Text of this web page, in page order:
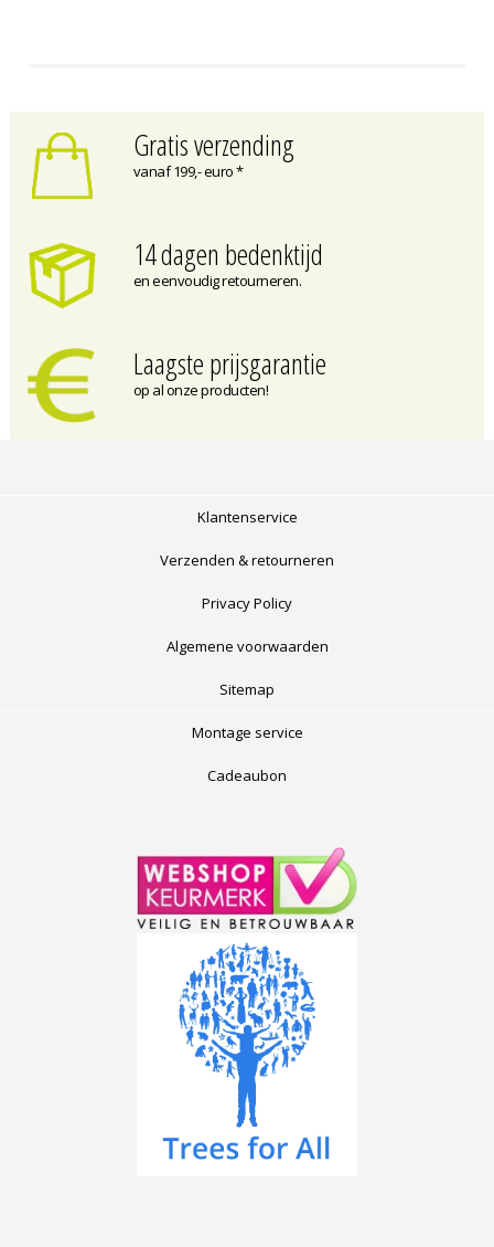
Gratis verzending
vanaf 199,- euro *
14 dagen bedenktijd
en eenvoudig retourneren.
Laagste prijsgarantie
op al onze producten!
Klantenservice
Verzenden & retourneren
Privacy Policy
Algemene voorwaarden
Sitemap
Montage service
Cadeaubon